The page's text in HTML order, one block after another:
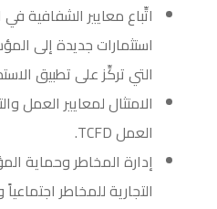
اتِّباع معايير الشفافية
استثمارات جديدة إلى
التي تركِّز على تطبيق
الامتثال لمعايير العمل
العمل TCFD.
إدارة المخاطر وحماية
التجارية للمخاطر اجتماعياً